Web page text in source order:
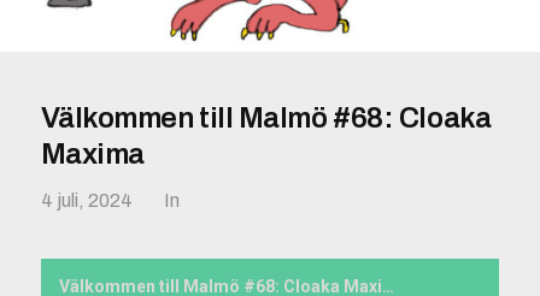
Välkommen till Malmö #68: Cloaka
Maxima
4 juli, 2024 In
Välkommen till Malmö #68: Cloaka Maxima